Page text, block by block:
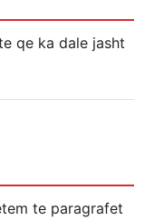
qe ka dale jasht
te paragrafet